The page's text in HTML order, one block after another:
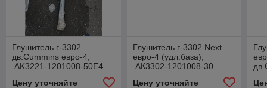
Глушитель г-3302
дв.Cummins евро-4,
.AK3221-1201008-50E4
Цену уточняйте
Глушитель г-3302 Next
евро-4 (удл.база),
.АК3302-1201008-30
Цену уточняйте